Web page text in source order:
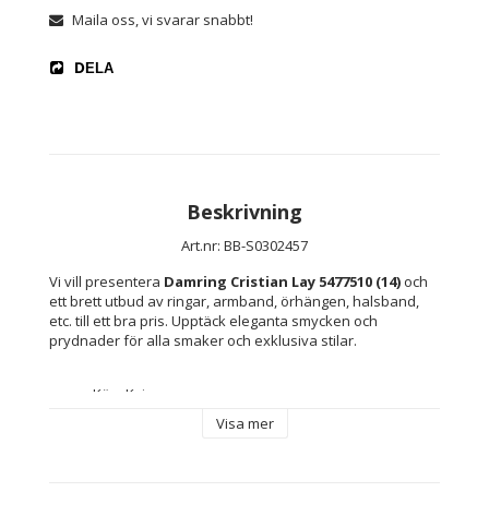
Maila oss, vi svarar snabbt!
DELA
Beskrivning
Art.nr: BB-S0302457
Vi vill presentera Damring Cristian Lay 5477510 (14) och
ett brett utbud av ringar, armband, örhängen, halsband,
etc. till ett bra pris. Upptäck eleganta smycken och
prydnader för alla smaker och exklusiva stilar.
Kön: Kvinna
Visa mer